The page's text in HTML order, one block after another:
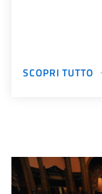
SCOPRI TUTTO